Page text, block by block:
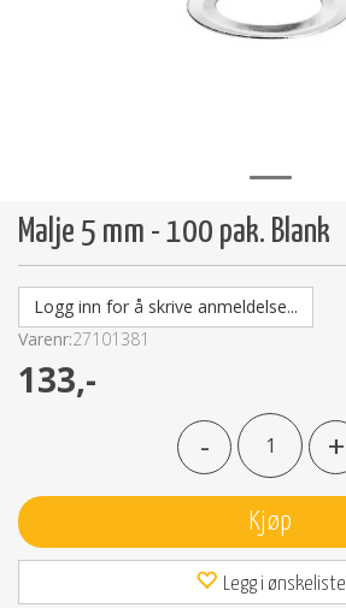
Malje 5 mm - 100 pak. Blank
Logg inn for å skrive anmeldelse...
Varenr:27101381
133,-
- +
Kjøp
Legg i ønskeliste